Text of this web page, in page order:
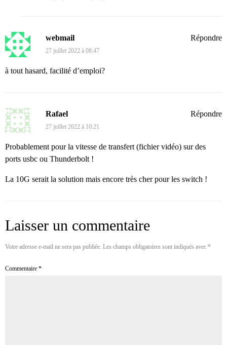
webmail
27 juillet 2022 à 08:47
à tout hasard, facilité d’emploi?
Répondre
Rafael
27 juillet 2022 à 10:21
Probablement pour la vitesse de transfert (fichier vidéo) sur des
ports usbc ou Thunderbolt !
La 10G serait la solution mais encore très cher pour les switch !
Répondre
Laisser un commentaire
Votre adresse e-mail ne sera pas publiée. Les champs obligatoires sont indiqués avec *
Commentaire *